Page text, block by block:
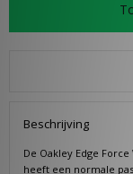
Beschrijving
De Oakley Edge
heeft een normale